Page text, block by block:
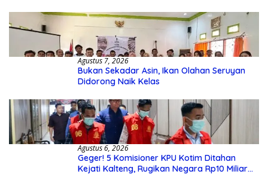
Agustus 7, 2026
Bukan Sekadar Asin, Ikan Olahan Seruyan
Didorong Naik Kelas
Agustus 6, 2026
Geger! 5 Komisioner KPU Kotim Ditahan
Kejati Kalteng, Rugikan Negara Rp10 Miliar